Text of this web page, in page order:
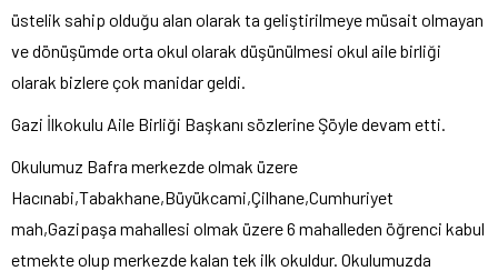
üstelik sahip olduğu alan olarak ta geliştirilmeye müsait olmayan
ve dönüşümde orta okul olarak düşünülmesi okul aile birliği
olarak bizlere çok manidar geldi.
Gazi İlkokulu Aile Birliği Başkanı sözlerine Şöyle devam etti.
Okulumuz Bafra merkezde olmak üzere
Hacınabi,Tabakhane,Büyükcami,Çilhane,Cumhuriyet
mah,Gazipaşa mahallesi olmak üzere 6 mahalleden öğrenci kabul
etmekte olup merkezde kalan tek ilk okuldur. Okulumuzda